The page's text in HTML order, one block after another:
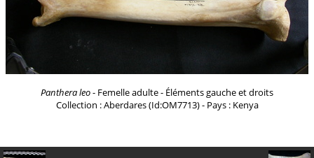
Panthera leo- Femelle adulte - Éléments gauche et droits
Collection : Aberdares (Id:OM7713) - Pays : Kenya